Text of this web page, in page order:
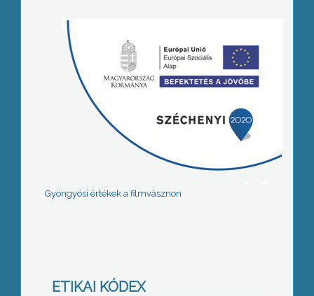
Gyöngyösi értékek a filmvásznon
ETIKAI KÓDEX